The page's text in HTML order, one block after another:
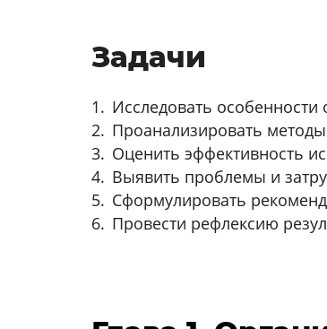
Задачи
Исследовать
Проанализировать
Оценить эффективность
Выявить проблемы и
Сформулировать
Провести рефлексию